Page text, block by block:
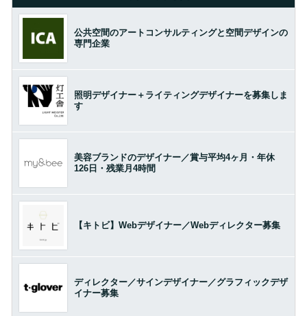
公共空間のアートコンサルティングと空間デザインの
専門企業
照明デザイナー＋ライティングデザイナーを募集しま
す
美容ブランドのデザイナー／賞与平均4ヶ月・年休
126日・残業月4時間
【キトビ】Webデザイナー／Webディレクター募集
ディレクター／サインデザイナー／グラフィックデザ
イナー募集